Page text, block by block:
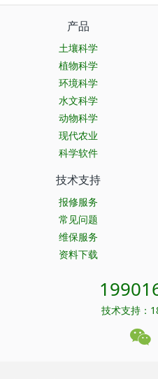
产品
土壤科学
植物科学
环境科学
水文科学
动物科学
现代农业
科学软件
技术支持
报修服务
常见问题
维保服务
资料下载
技术支持：